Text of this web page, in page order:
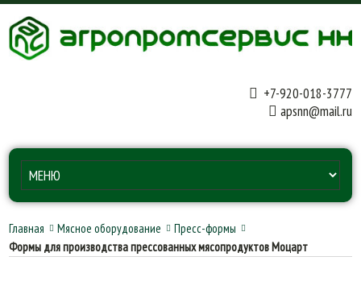
+7-920-018-3777
apsnn@mail.ru
Главная Мясное оборудование
Пресс-формы
Формы для производства прессованных мясопродуктов Моцарт